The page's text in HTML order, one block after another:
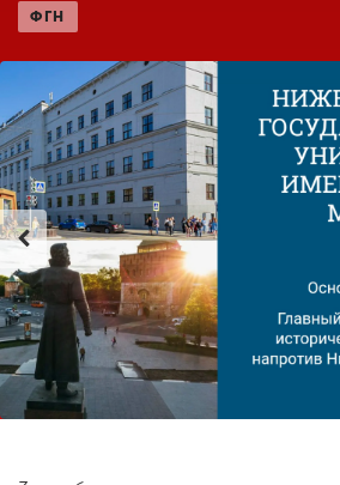
деятельности
Студенческая жизнь
Сведения об
образовательной
организации
ENG SPN CHI
ФГН